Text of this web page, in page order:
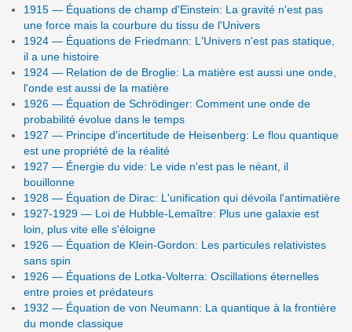
1915 — Équations de champ d'Einstein: La gravité n'est pas
une force mais la courbure du tissu de l'Univers
1924 — Équations de Friedmann: L'Univers n'est pas statique,
il a une histoire
1924 — Relation de de Broglie: La matière est aussi une onde,
l'onde est aussi de la matière
1926 — Équation de Schrödinger: Comment une onde de
probabilité évolue dans le temps
1927 — Principe d'incertitude de Heisenberg: Le flou quantique
est une propriété de la réalité
1927 — Énergie du vide: Le vide n'est pas le néant, il
bouillonne
1928 — Équation de Dirac: L'unification qui dévoila l'antimatière
1927-1929 — Loi de Hubble-Lemaître: Plus une galaxie est
loin, plus vite elle s'éloigne
1926 — Équation de Klein-Gordon: Les particules relativistes
sans spin
1926 — Équations de Lotka-Volterra: Oscillations éternelles
entre proies et prédateurs
1932 — Équation de von Neumann: La quantique à la frontière
du monde classique